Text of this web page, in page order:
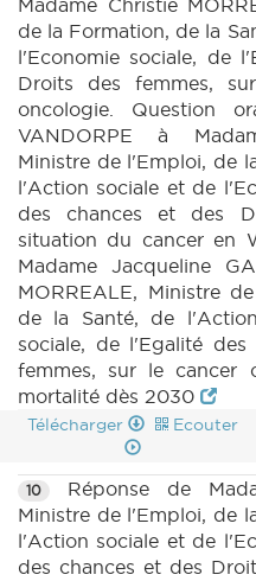
Madame Christie
de la Formation, de la
l'Economie sociale, de
Droits des femmes,
oncologie. Question
VANDORPE à
Ministre de l'Emploi, de
l'Action sociale et de
des chances et des
situation du cancer en
Madame Jacqueline
MORREALE, Ministre
de la Santé, de
sociale, de l'Egalité
femmes, sur le cancer
mortalité dès 2030
Télécharger Ecouter
10
Réponse de
Ministre de l'Emploi, de
l'Action sociale et de
des chances et des